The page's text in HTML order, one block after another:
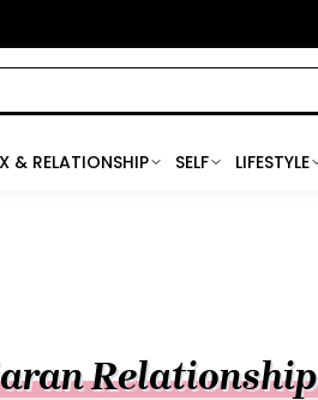
& RELATIONSHIP SELF LIFESTYLE
Relationship